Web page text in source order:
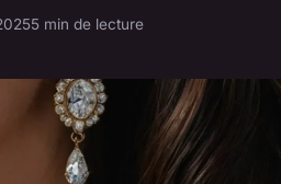
5 min de lecture